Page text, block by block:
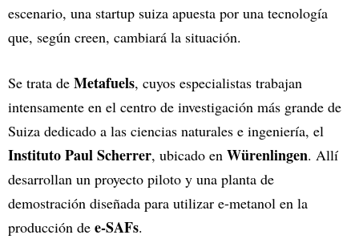
escenario, una startup suiza apuesta por una tecnología
que, según creen, cambiará la situación.
Se trata de Metafuels, cuyos especialistas trabajan
intensamente en el centro de investigación más grande de
Suiza dedicado a las ciencias naturales e ingeniería, el
Instituto Paul Scherrer, ubicado en Würenlingen. Allí
desarrollan un proyecto piloto y una planta de
demostración diseñada para utilizar e-metanol en la
producción de e-SAFs.